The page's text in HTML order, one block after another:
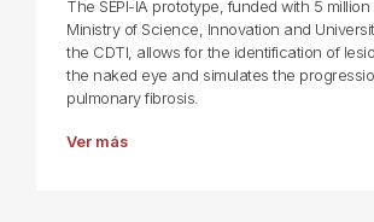
The SEPI-IA prototype, funded with 5
Ministry of Science, Innovation and
the CDTI, allows for the identification of
the naked eye and simulates the
pulmonary fibrosis.
Ver más